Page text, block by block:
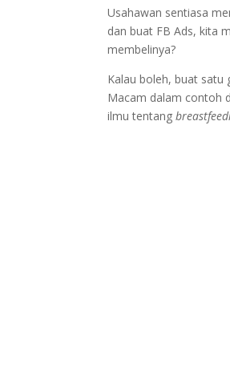
Usahawan sentiasa
dan buat FB Ads, kita
membelinya?
Kalau boleh, buat satu
Macam dalam contoh
ilmu tentang